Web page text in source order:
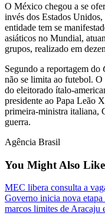
O México chegou a se
invés dos Estados
entidade tem se
asiáticos no Mundial,
grupos, realizado em
Segundo a reportagem do
não se limita ao futebol.
do eleitorado ítalo-
presidente ao Papa Leão
primeira-ministra italiana,
guerra.
Agência Brasil
You Might Also Like
MEC libera consulta a
Governo inicia nova
marcos limites de Aracaju